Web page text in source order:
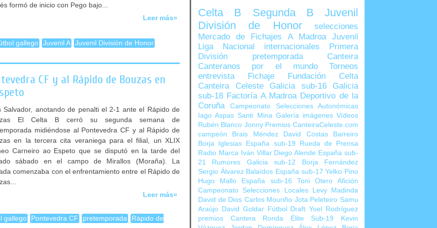
formó de inicio con Pego bajo...
Leer más»
gallego Juvenil A Juvenil División de Honor
CF y al Rápido de Bouzas en
Salvador, anotando de penalti el 2-1 ante el Rápido de
El Celta B cerró su segunda semana de
midiéndose al Pontevedra CF y al Rápido de
en la tercera cita veraniega para el filial, un XLIX
Carneiro ao Espeto que se disputó en la tarde del
sábado en el campo de Mirallos (Moraña). La
comenzaba con el enfrentamiento entre el Rápido de
Leer más»
gallego Pontevedra CF pretemporada
Rápido de
Celta B Segunda B
Juvenil
División de Honor
selecciones
Mercado de Fichajes
A Madroa
Juvenil
Liga Nacional
internacionales
Primera
División
pretemporada
Canteira
Canteranos por el mundo
Torneos
entrevista
Fichaje
Fundación Celta
Canteira Celeste
Galicia sub-16
Galicia
sub-18 Factoría A Madroa Deportivo de la
Coruña
Campeonato Selecciones Autonómicas
Iago Aspas Santi Mina Galería imágenes Vídeos
Rubén Blanco Jonny Premios CanteiraCeleste.com
campeón
Brais Méndez David Costas
Barreiro
Borja Iglesias
España sub-19
Rueda de Prensa
Radio Marca
Iván Villar Diego Alende España sub-
21
Rumores Galicia sub-12
Borja Fernández
Sergio Álvarez Balaídos España sub-17 Yelko Pino
Hugo Mallo
España sub-16 Toni Otero
Afición
Campeonato Selecciones Locales
Levy Madinda
David de Dios Carlos Mouriño Jota Peleteiro Samu
Araújo David Goldar Fútbol Draft Yoel Rodríguez
premios Cantera
Ronda Élite Sub-19
Kevin